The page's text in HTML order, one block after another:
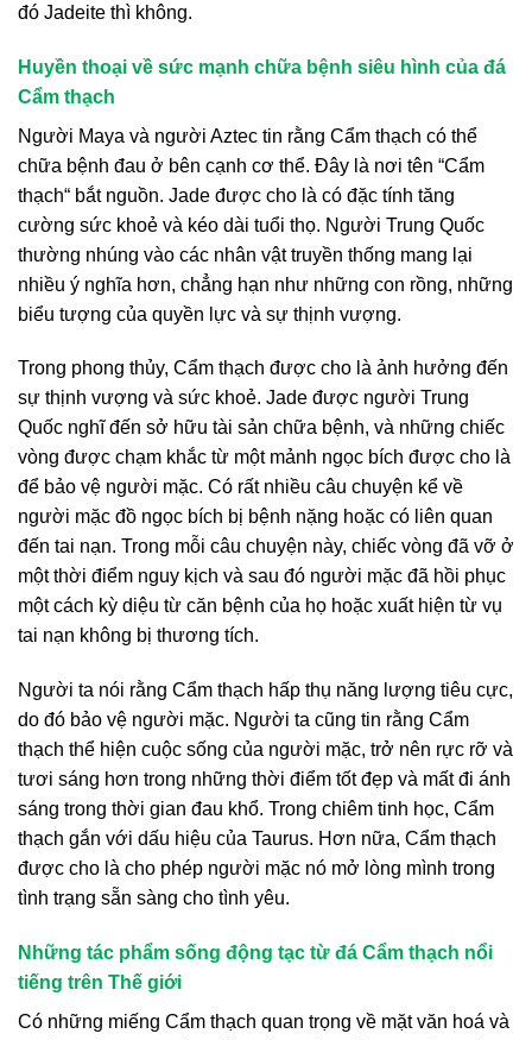
đó Jadeite thì không.
Huyền thoại về sức mạnh chữa bệnh siêu hình của đá
Cẩm thạch
Người Maya và người Aztec tin rằng Cẩm thạch có thể
chữa bệnh đau ở bên cạnh cơ thể. Đây là nơi tên “Cẩm
thạch“ bắt nguồn. Jade được cho là có đặc tính tăng
cường sức khoẻ và kéo dài tuổi thọ. Người Trung Quốc
thường nhúng vào các nhân vật truyền thống mang lại
nhiều ý nghĩa hơn, chẳng hạn như những con rồng, những
biểu tượng của quyền lực và sự thịnh vượng.
Trong phong thủy, Cẩm thạch được cho là ảnh hưởng đến
sự thịnh vượng và sức khoẻ. Jade được người Trung
Quốc nghĩ đến sở hữu tài sản chữa bệnh, và những chiếc
vòng được chạm khắc từ một mảnh ngọc bích được cho là
để bảo vệ người mặc. Có rất nhiều câu chuyện kể về
người mặc đồ ngọc bích bị bệnh nặng hoặc có liên quan
đến tai nạn. Trong mỗi câu chuyện này, chiếc vòng đã vỡ ở
một thời điểm nguy kịch và sau đó người mặc đã hồi phục
một cách kỳ diệu từ căn bệnh của họ hoặc xuất hiện từ vụ
tai nạn không bị thương tích.
Người ta nói rằng Cẩm thạch hấp thụ năng lượng tiêu cực,
do đó bảo vệ người mặc. Người ta cũng tin rằng Cẩm
thạch thể hiện cuộc sống của người mặc, trở nên rực rỡ và
tươi sáng hơn trong những thời điểm tốt đẹp và mất đi ánh
sáng trong thời gian đau khổ. Trong chiêm tinh học, Cẩm
thạch gắn với dấu hiệu của Taurus. Hơn nữa, Cẩm thạch
được cho là cho phép người mặc nó mở lòng mình trong
tình trạng sẵn sàng cho tình yêu.
Những tác phẩm sống động tạc từ đá Cẩm thạch nổi
tiếng trên Thế giới
Có những miếng Cẩm thạch quan trọng về mặt văn hoá và